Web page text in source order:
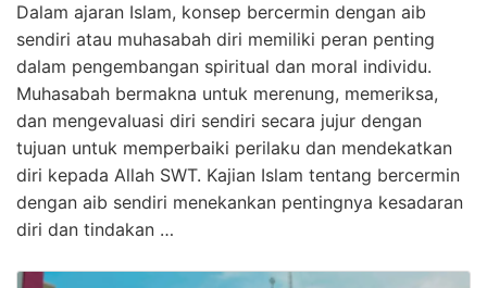
Dalam ajaran Islam, konsep bercermin dengan aib
sendiri atau muhasabah diri memiliki peran penting
dalam pengembangan spiritual dan moral individu.
Muhasabah bermakna untuk merenung, memeriksa,
dan mengevaluasi diri sendiri secara jujur dengan
tujuan untuk memperbaiki perilaku dan mendekatkan
diri kepada Allah SWT. Kajian Islam tentang bercermin
dengan aib sendiri menekankan pentingnya kesadaran
diri dan tindakan …